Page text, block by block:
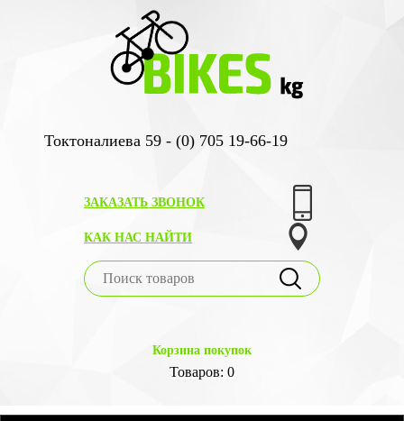
Токтоналиева 59 - (0) 705 19-66-19
ЗАКАЗАТЬ ЗВОНОК
КАК НАС НАЙТИ
Корзина покупок
Товаров: 0